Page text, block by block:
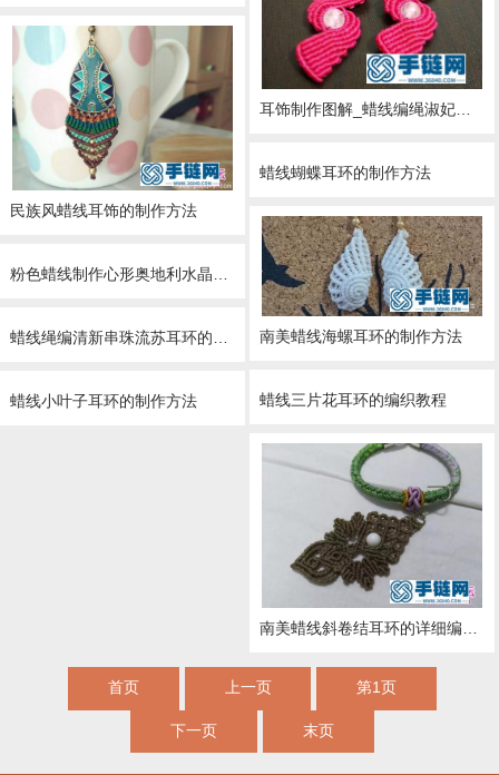
耳饰制作图解_蜡线编绳淑妃含珠耳环简单DIY教学
民族风蜡线耳饰的制作方法
蜡线蝴蝶耳环的制作方法
南美蜡线海螺耳环的制作方法
蜡线三片花耳环的编织教程
蜡线小叶子耳环的制作方法
首页 上一页 第1页
下一页 末页